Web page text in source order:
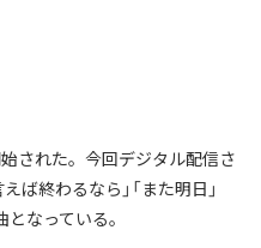
された。今回デジタル配信さ
ば終わるなら」「また明日」
となっている。